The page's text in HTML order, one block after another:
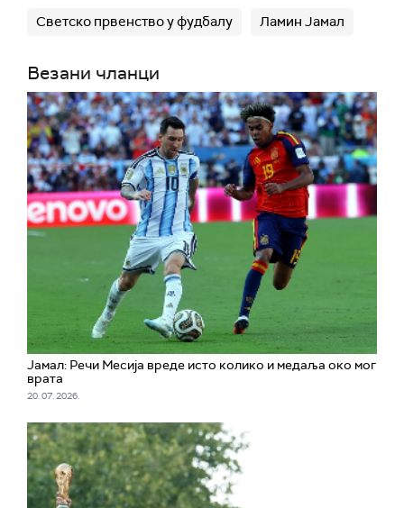
Светско првенство у фудбалу Ламин Јамал
Везани чланци
Јамал: Речи Месија вреде исто колико и медаља око мог
врата
20. 07. 2026.